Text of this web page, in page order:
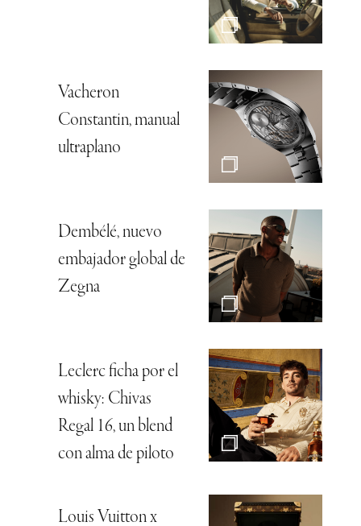
Vacheron
Constantin, manual
ultraplano
Dembélé, nuevo
embajador global de
Zegna
Leclerc ficha por el
whisky: Chivas
Regal 16, un blend
con alma de piloto
Louis Vuitton x